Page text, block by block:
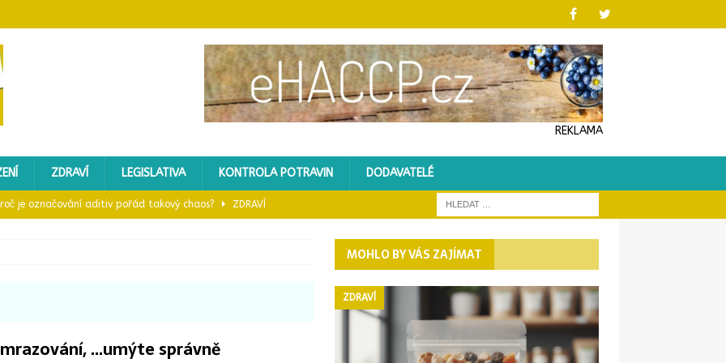
REKLAMA
ZDRAVÍ LEGISLATIVA KONTROLA POTRAVIN DODAVATELÉ
je označování aditiv pořád takový chaos? ZDRAVÍ
…umýte správně
MOHLO BY VÁS ZAJÍMAT
ZDRAVÍ